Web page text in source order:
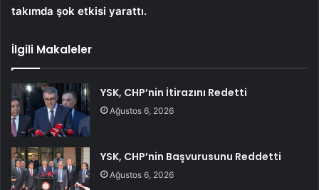
takımda şok etkisi yarattı.
İlgili Makaleler
YSK, CHP’nin İtirazını Redetti
Ağustos 6, 2026
YSK, CHP’nin Başvurusunu Reddetti
Ağustos 6, 2026